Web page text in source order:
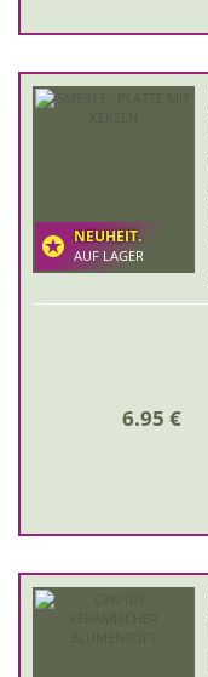
NEUHEIT.
AUF LAGER
6.95 €